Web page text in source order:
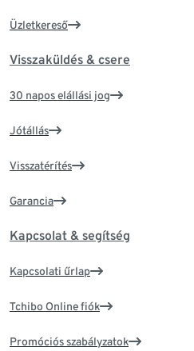
Üzletkereső
Visszaküldés & csere
30 napos elállási jog
Jótállás
Visszatérítés
Garancia
Kapcsolat & segítség
Kapcsolati űrlap
Tchibo Online fiók
Promóciós szabályzatok